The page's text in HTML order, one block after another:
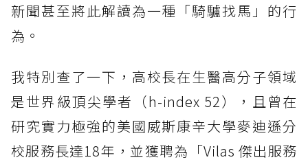
新聞甚至將此解讀為一種「騎驢找馬」的行
為。
我特別查了一下，高校長在生醫高分子領域
是世界級頂尖學者（h-index 52），且曾在
研究實力極強的美國威斯康辛大學麥迪遜分
校服務長達18年，並獲聘為「Vilas 傑出服務